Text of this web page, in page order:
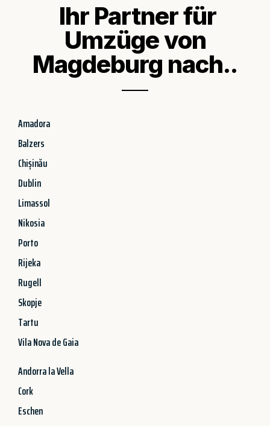
Ihr Partner für
Umzüge von
Magdeburg nach..
Amadora
Balzers
Chișinău
Dublin
Limassol
Nikosia
Porto
Rijeka
Rugell
Skopje
Tartu
Vila Nova de Gaia
Andorra la Vella
Cork
Eschen